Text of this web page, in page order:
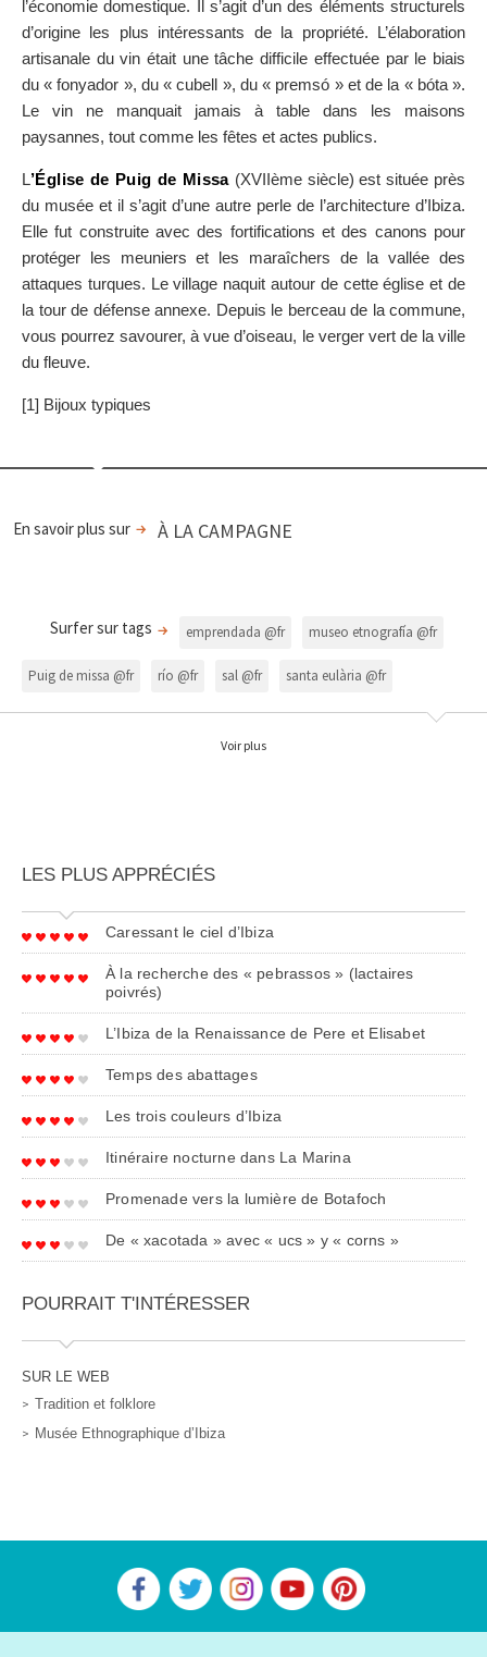
l’économie domestique. Il s’agit d’un des éléments structurels
d’origine les plus intéressants de la propriété. L’élaboration
artisanale du vin était une tâche difficile effectuée par le biais
du « fonyador », du « cubell », du « premsó » et de la « bóta ».
Le vin ne manquait jamais à table dans les maisons
paysannes, tout comme les fêtes et actes publics.
L’Église de Puig de Missa(XVIIème siècle) est située près
du musée et il s’agit d’une autre perle de l’architecture d’Ibiza.
Elle fut construite avec des fortifications et des canons pour
protéger les meuniers et les maraîchers de la vallée des
attaques turques. Le village naquit autour de cette église et de
la tour de défense annexe. Depuis le berceau de la commune,
vous pourrez savourer, à vue d’oiseau, le verger vert de la ville
du fleuve.
[1] Bijoux typiques
En savoir plus sur À LA CAMPAGNE
Surfer sur tags emprendada @fr museo etnografía @fr
Puig de missa @fr río @fr sal @fr santa eulària @fr
trull @fr vino @fr
Voir plus
LES PLUS APPRÉCIÉS
Caressant le ciel d’Ibiza
À la recherche des « pebrassos » (lactaires
poivrés)
L’Ibiza de la Renaissance de Pere et Elisabet
Temps des abattages
Les trois couleurs d’Ibiza
Itinéraire nocturne dans La Marina
Promenade vers la lumière de Botafoch
De « xacotada » avec « ucs » y « corns »
POURRAIT T'INTÉRESSER
SUR LE WEB
Tradition et folklore
Musée Ethnographique d’Ibiza